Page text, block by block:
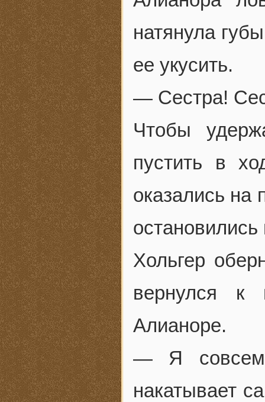
натянула
ее укусить.
— Сестра!
Чтобы
пустить в
оказались на
Хольгер
вернулся к
Алианоре.
— Я совсем
накатывает